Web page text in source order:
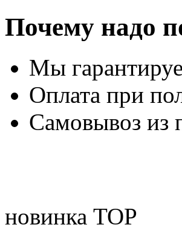
Почему надо
Мы
Оплата при
Самовывоз из
новинка TOP